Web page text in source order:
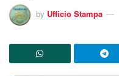
by Ufficio Stampa